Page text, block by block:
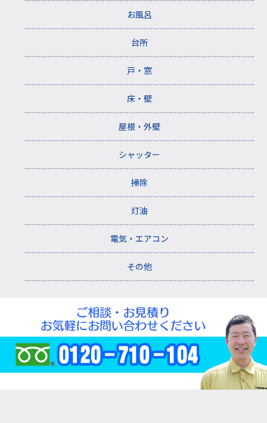
お風呂
台所
戸・窓
床・壁
屋根・外壁
シャッター
掃除
灯油
電気・エアコン
その他